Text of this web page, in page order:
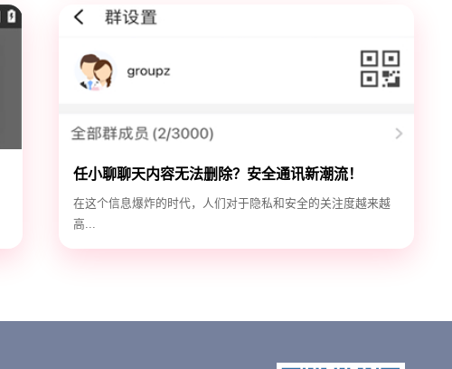
任小聊聊天内容无法删除？安全通讯新潮流！
在这个信息爆炸的时代，人们对于隐私和安全的关注度越来越
高...